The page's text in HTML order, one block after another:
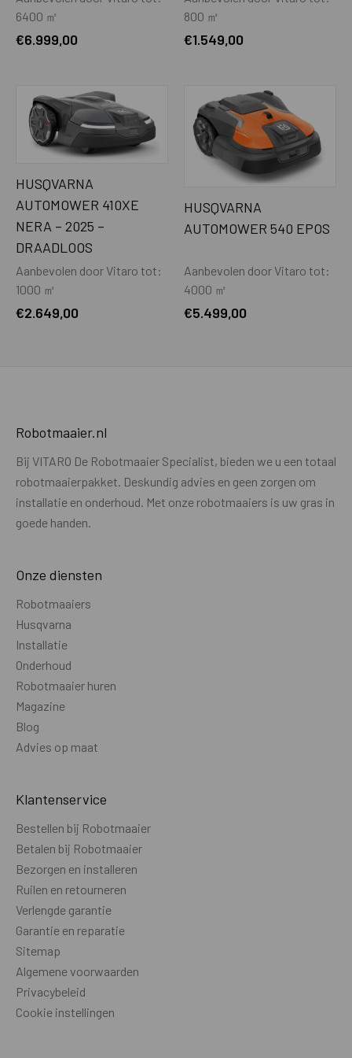
Maaimotor
Extra zware maaimotor (t.b.v. lang
Maaisysteem 3 mesjes
Zwevend maaisysteem Nee
Maaihoogte min-max - mm 30 - 70
Maaihoogte instelling
Maaibreedte - cm 22
Beschermplaat t.b.v. mesjes
Automatisch dubbele snijrichting
GPS-ondersteunde navigatie
optioneel
Verbinding t.b.v. maaien zonder
referentiestation
NVT
maaier
Hybride installatie mogelijk (combi
draadloos / bedraad)
Laadstation extern opgesteld buiten
GPS bereik
CAMERA
Camera t.b.v. ondersteuning bij
draadloos maaien
PRODUCTGEGEVENS
Wielen aantal
Wielen aangedreven
Wielmotor
Rijsnelheid - km/u
Wielprofiel
6400 ㎡
€6.999,00
800 ㎡
€1.549,00
HUSQVARNA
AUTOMOWER 410XE
NERA – 2025 –
DRAADLOOS
Aanbevolen door Vitaro tot:
1000 ㎡
€2.649,00
HUSQVARNA
AUTOMOWER 540 EPOS
Aanbevolen door Vitaro tot:
4000 ㎡
€5.499,00
Robotmaaier.nl
Bij VITARO De Robotmaaier Specialist, bieden we u een totaal
robotmaaierpakket. Deskundig advies en geen zorgen om
installatie en onderhoud. Met onze robotmaaiers is uw gras in
goede handen.
Onze diensten
Robotmaaiers
Husqvarna
Installatie
Onderhoud
Robotmaaier huren
Magazine
Blog
Advies op maat
Klantenservice
Bestellen bij Robotmaaier
Betalen bij Robotmaaier
Bezorgen en installeren
Ruilen en retourneren
Verlengde garantie
Garantie en reparatie
Sitemap
Algemene voorwaarden
Privacybeleid
Cookie instellingen